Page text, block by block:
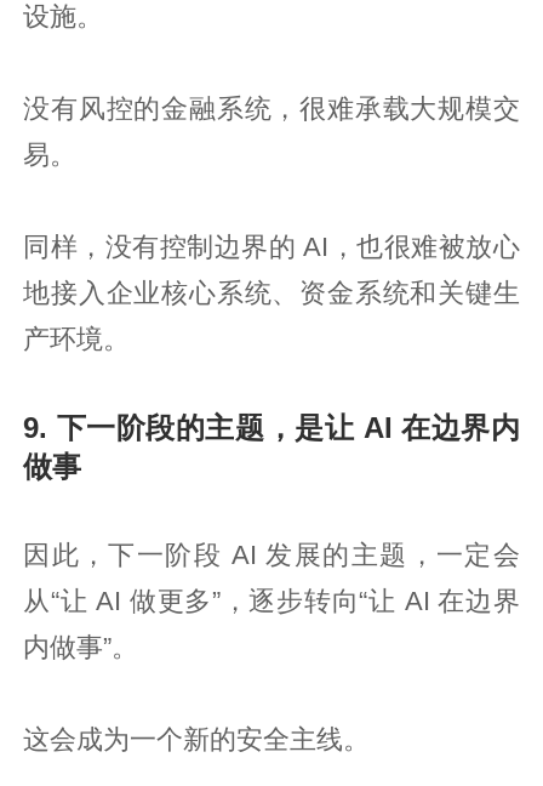
设施。
没有风控的金融系统，很难承载大规模交
易。
同样，没有控制边界的 AI，也很难被放心
地接入企业核心系统、资金系统和关键生
产环境。
9. 下一阶段的主题，是让 AI 在边界内
做事
因此，下一阶段 AI 发展的主题，一定会
从“让 AI 做更多”，逐步转向“让 AI 在边界
内做事”。
这会成为一个新的安全主线。